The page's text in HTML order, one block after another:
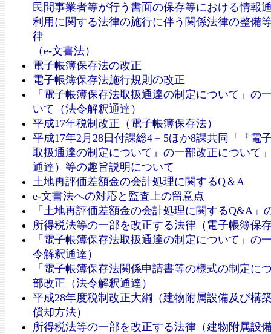
民間事業者等が行う書面の保存等における情報
利用に関する法律の施行に伴う関係法律の整備
律
（e-文書法）
電子帳簿保存法の改正
電子帳簿保存法施行規則の改正
「電子帳簿保存法取扱通達の制定について」の
いて（法令解釈通達）
平成17年税制改正（電子帳簿保存法）
平成17年2月28日付課総4－5ほか8課共同「『電
取扱通達の制定について』の一部改正について
通達）等の趣旨説明について
土地再評価差額金の会計処理に関するQ＆A
e-文書法への対応と監査上の留意点
「土地再評価差額金の会計処理に関するQ&A」
所得税法等の一部を改正する法律（電子帳簿保
「電子帳簿保存法取扱通達の制定について」の
令解釈通達）
「電子帳簿保存法関係申請書等の様式の制定に
部改正（法令解釈通達）
平成28年度税制改正大綱（建物附属設備及び構
償却方法）
所得税法等の一部を改正する法律（建物附属設